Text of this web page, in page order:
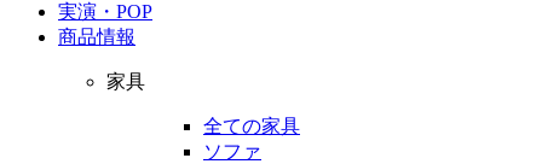
実演・POP
商品情報
家具
全ての家具
ソファ